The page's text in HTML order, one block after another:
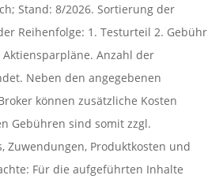
Stand: 8/2026. Sortierung der
Reihenfolge: 1. Testurteil 2. Gebühr
Anzahl der
Neben den angegebenen
können zusätzliche Kosten
Gebühren sind somit zzgl.
Zuwendungen, Produktkosten und
Für die aufgeführten Inhalte